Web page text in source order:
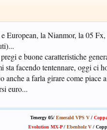
European, la Nianmor, la 05
e buone caratteristiche
facendo tentennare, oggi ci
anche a farla girare come
euro...
Tenergy 05/ Emerald VPS V /
Evolution MX-P/ Ebenholz V /